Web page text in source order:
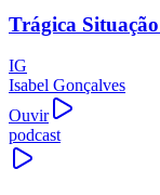
Trágica
IG
Isabel Gonçalves
Ouvir
podcast